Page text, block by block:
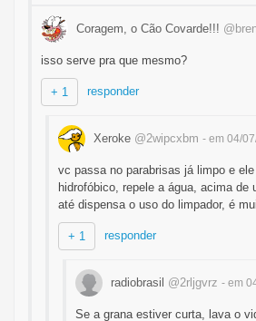
Coragem, o Cão Covarde!!!
isso serve pra que mesmo?
+ 1 responder
Xeroke @2wipcxbm - em 04/
vc passa no parabrisas já limpo e
hidrofóbico, repele a água, acima de
até dispensa o uso do limpador, é
+ 1 responder
radiobrasil @2rljgvrz - em
Se a grana estiver curta, lava o